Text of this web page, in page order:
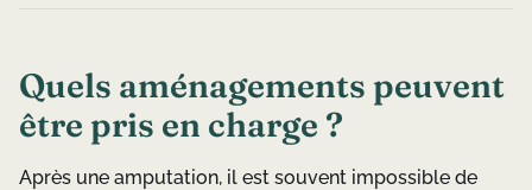
Quels aménagements peuvent
être pris en charge ?
Après une amputation, il est souvent impossible de